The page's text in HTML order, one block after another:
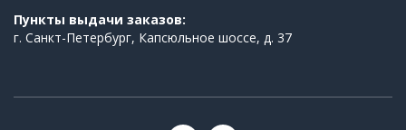
Пункты выдачи заказов:
г. Санкт-Петербург, Капсюльное шоссе, д. 37